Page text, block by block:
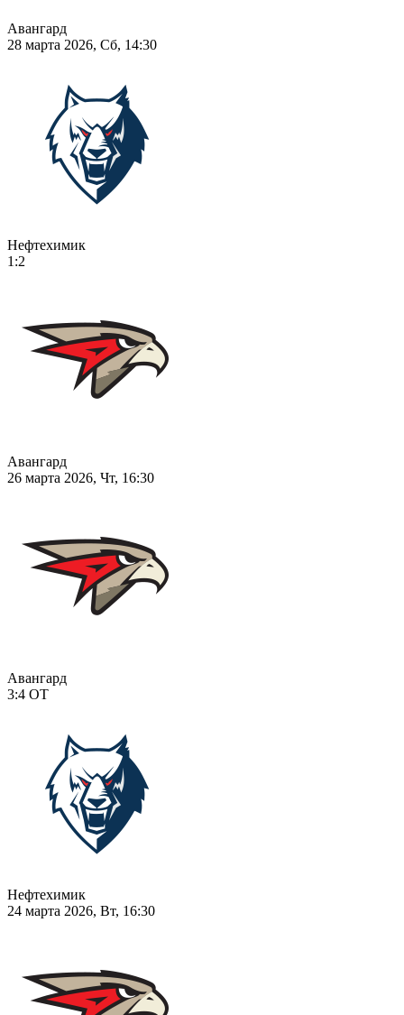
Авангард
28 марта 2026, Сб, 14:30
Нефтехимик
1:2
Авангард
26 марта 2026, Чт, 16:30
Авангард
3:4 ОТ
Нефтехимик
24 марта 2026, Вт, 16:30